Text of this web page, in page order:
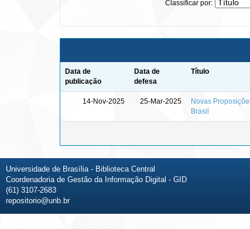
Classificar por:
Data de
publicação
Data de
defesa
Título
14-Nov-2025 25-Mar-2025
Novas
Brasil
Universidade de Brasília - Biblioteca Central
Coordenadoria de Gestão da Informação Digital - GID
(61) 3107-2683
repositorio@unb.br